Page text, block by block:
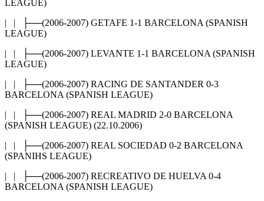
LEAGUE)
| | ├──(2006-2007) GETAFE 1-1 BARCELONA (SPANISH
LEAGUE)
| | ├──(2006-2007) LEVANTE 1-1 BARCELONA (SPANISH
LEAGUE)
| | ├──(2006-2007) RACING DE SANTANDER 0-3
BARCELONA (SPANISH LEAGUE)
| | ├──(2006-2007) REAL MADRID 2-0 BARCELONA
(SPANISH LEAGUE) (22.10.2006)
| | ├──(2006-2007) REAL SOCIEDAD 0-2 BARCELONA
(SPANIHS LEAGUE)
| | ├──(2006-2007) RECREATIVO DE HUELVA 0-4
BARCELONA (SPANISH LEAGUE)